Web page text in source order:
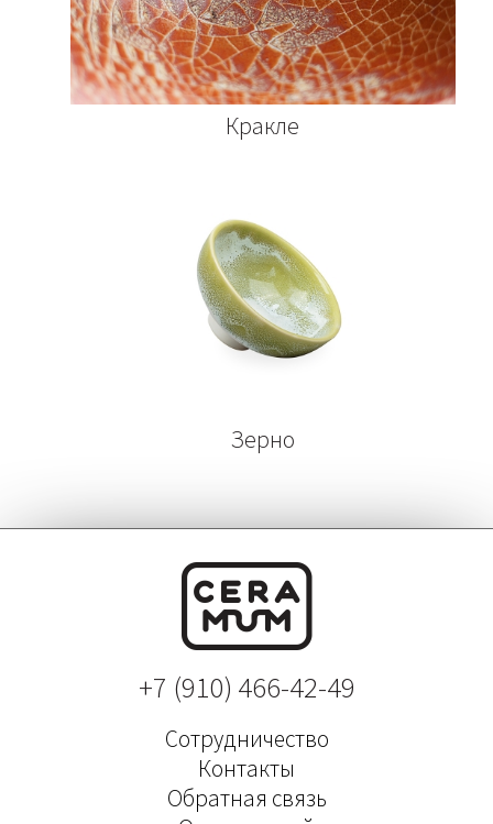
Кракле
Зерно
+7 (910) 466-42-49
Сотрудничество
Контакты
Обратная связь